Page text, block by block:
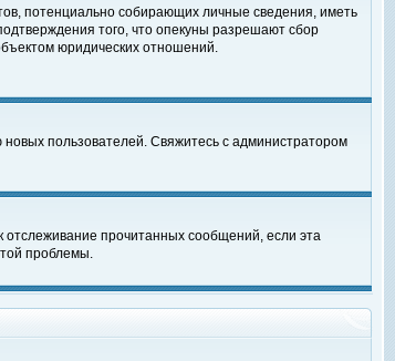
потенциально собирающих личные сведения, иметь
того, что опекуны разрешают сбор
юридических отношений.
пользователей. Свяжитесь с администратором
прочитанных сообщений, если эта
проблемы.